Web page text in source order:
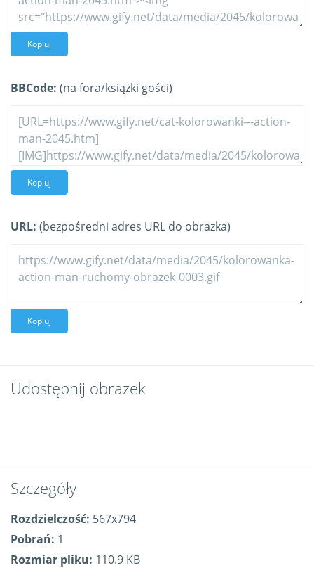
Kopiuj
BBCode: (na fora/książki gości)
Kopiuj
URL: (bezpośredni adres URL do obrazka)
Kopiuj
Udostępnij obrazek
Szczegóły
Rozdzielczość: 567x794
Pobrań: 1
Rozmiar pliku: 110.9 KB